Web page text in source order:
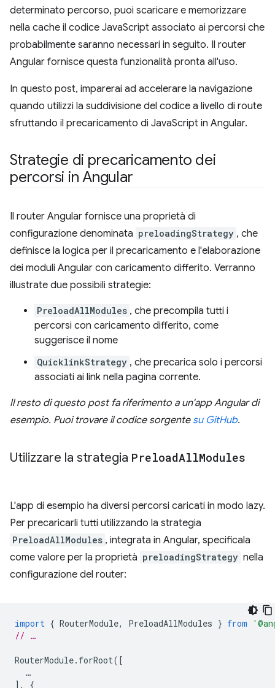
determinato percorso, puoi scaricare e memorizzare
nella cache il codice JavaScript associato ai percorsi che
probabilmente saranno necessari in seguito. Il router
Angular fornisce questa funzionalità pronta all'uso.
In questo post, imparerai ad accelerare la navigazione
quando utilizzi la suddivisione del codice a livello di route
sfruttando il precaricamento di JavaScript in Angular.
Strategie di precaricamento dei
percorsi in Angular
Il router Angular fornisce una proprietà di
configurazione denominata preloadingStrategy , che
definisce la logica per il precaricamento e l'elaborazione
dei moduli Angular con caricamento differito. Verranno
illustrate due possibili strategie:
PreloadAllModules , che precompila tutti i
percorsi con caricamento differito, come
suggerisce il nome
QuicklinkStrategy , che precarica solo i percorsi
associati ai link nella pagina corrente.
Il resto di questo post fa riferimento a un'app Angular di
esempio. Puoi trovare il codice sorgente su GitHub.
Utilizzare la strategia PreloadAllModules
L'app di esempio ha diversi percorsi caricati in modo lazy.
Per precaricarli tutti utilizzando la strategia
PreloadAllModules , integrata in Angular, specificala
come valore per la proprietà preloadingStrategy nella
configurazione del router:
import { RouterModule, PreloadAllModules } from
// …
RouterModule. forRoot([
…
],
{